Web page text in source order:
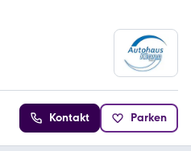
Kontakt Parken